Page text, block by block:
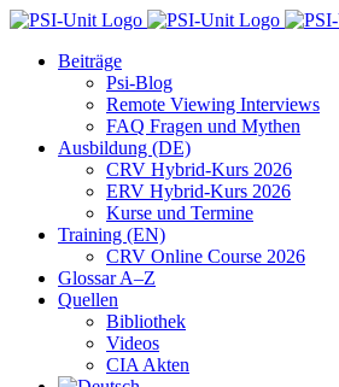
Zum
springenBeiträge
Psi-Blog
Remote Viewing Interviews
FAQ Fragen und Mythen
Ausbildung (DE)
CRV Hybrid-Kurs 2026
ERV Hybrid-Kurs 2026
Kurse und Termine
Training (EN)
CRV Online Course 2026
Glossar A–Z
Quellen
Bibliothek
Videos
CIA Akten